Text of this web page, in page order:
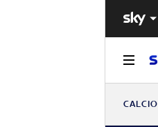
CALCIO